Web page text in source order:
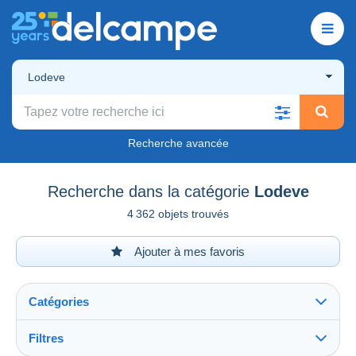
Lodeve
Recherche avancée
Recherche dans la catégorie Lodeve
4 362 objets trouvés
Ajouter à mes favoris
Catégories
Filtres